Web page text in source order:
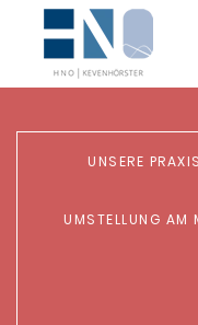
UNSERE
UMSTELLUNG